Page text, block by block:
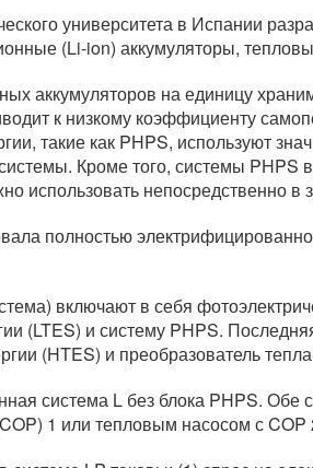
университета в Испании
(Li-ion) аккумуляторы,
аккумуляторов на единицу
к низкому коэффициенту
такие как PHPS, используют
Кроме того, системы PHPS
использовать непосредственно
полностью
включают в себя
(LTES) и систему PHPS.
(HTES) и преобразователь
система L без блока PHPS.
1 или тепловым насосом с COP